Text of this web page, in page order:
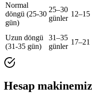
Normal
döngü (25-30
gün)
25–30
günler
12–15
Uzun döngü
(31-35 gün)
31–35
günler
17–21
Hesap